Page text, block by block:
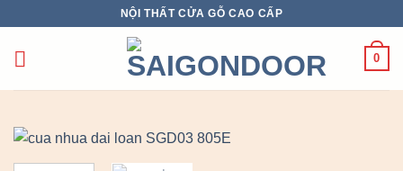
nội
NỘI THẤT CỬA GỖ CAO CẤP
0